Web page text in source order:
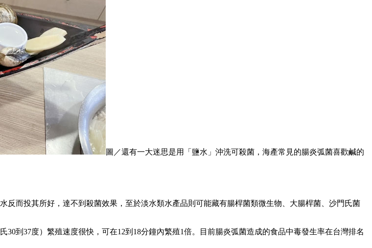
圖／還有一大迷思是用「鹽水」沖洗可殺菌，海產常見的腸炎弧菌喜歡鹹的
而投其所好，達不到殺菌效果，至於淡水類水產品則可能藏有腸桿菌類微生物、大腸桿菌、沙門氏菌
到37度）繁殖速度很快，可在12到18分鐘內繁殖1倍。目前腸炎弧菌造成的食品中毒發生率在台灣排名